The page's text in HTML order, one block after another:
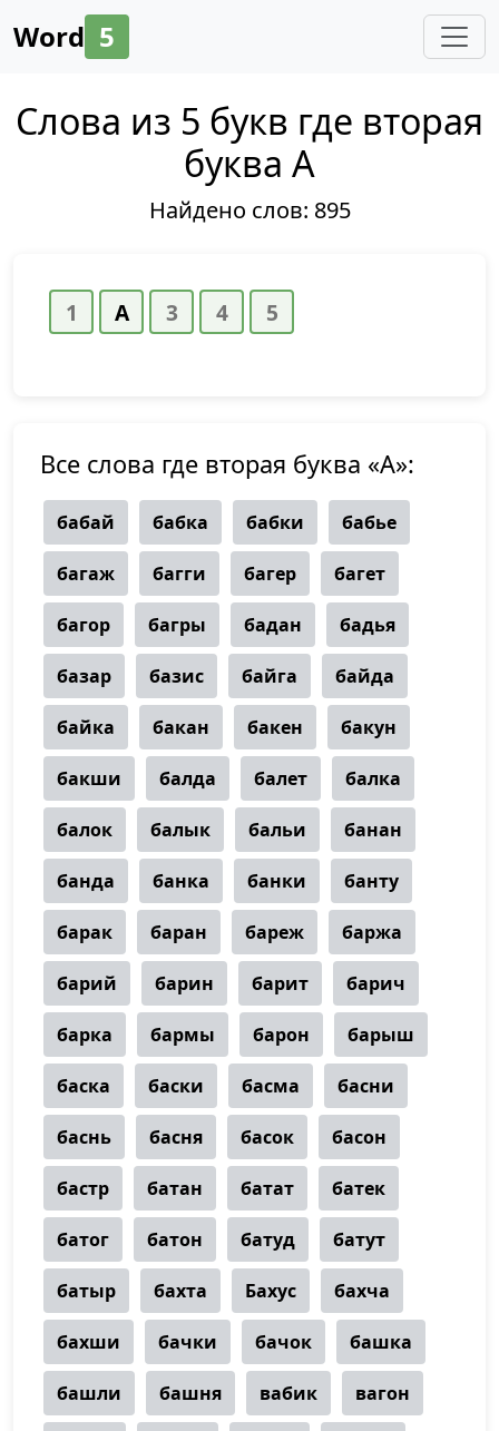
Word 5
Слова из 5 букв где вторая
буква А
Найдено слов: 895
Все слова где вторая буква «А»:
бабай бабка бабки бабье
багаж багги багер багет
багор багры бадан бадья
базар базис байга байда
байка бакан бакен бакун
бакши балда балет балка
балок балык бальи банан
банда банка банки банту
барак баран бареж баржа
барий барин барит барич
барка бармы барон барыш
баска баски басма басни
баснь басня басок басон
бастр батан батат батек
батог батон батуд батут
батыр бахта Бахус бахча
бахши бачки бачок башка
башли башня вабик вагон